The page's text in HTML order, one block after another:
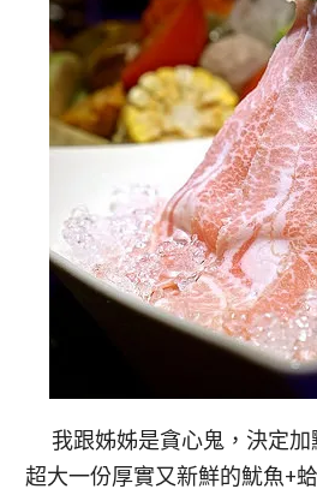
我跟姊姊是貪心鬼，決定加
超大一份厚實又新鮮的魷魚+